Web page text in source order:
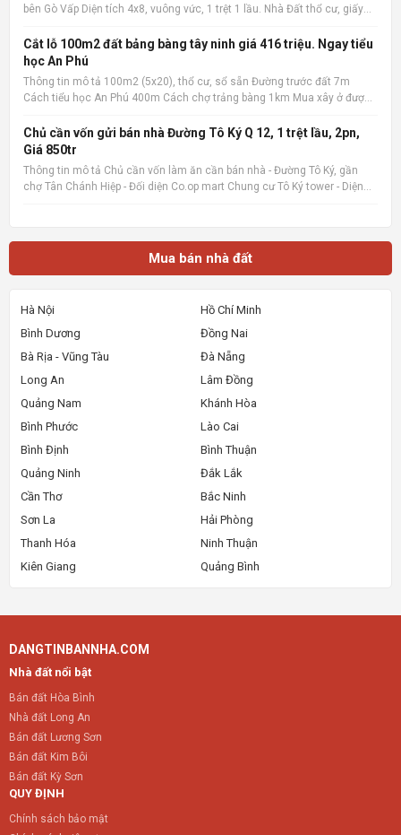
bên Gò Vấp Diện tích 4x8, vuông vức, 1 trệt 1 lầu. Nhà Đất thổ cư, giấy
công rộng, sân phơi. Giá cực tốt chỉ 1.1
Cắt lỗ 100m2 đất bảng bàng tây ninh giá 416 triệu. Ngay tiểu
học An Phú
Thông tin mô tả 100m2 (5x20), thổ cư, sổ sẵn Đường trước đất 7m
Cách tiểu học An Phú 400m Cách chợ trảng bàng 1km Mua xây ở được
&mdash; Sàn rao vặt nhà đất uy tín 🔗 Tin gốc + ảnh chi
Chủ cần vốn gửi bán nhà Đường Tô Ký Q 12, 1 trệt lầu, 2pn,
Giá 850tr
Thông tin mô tả Chủ cần vốn làm ăn cần bán nhà - Đường Tô Ký, gần
chợ Tân Chánh Hiệp - Đối diện Co.op mart Chung cư Tô Ký tower - Diện
Mua bán nhà đất
Hà Nội
Hồ Chí Minh
Bình Dương
Đồng Nai
Bà Rịa - Vũng Tàu
Đà Nẵng
Long An
Lâm Đồng
Quảng Nam
Khánh Hòa
Bình Phước
Lào Cai
Bình Định
Bình Thuận
Quảng Ninh
Đắk Lắk
Cần Thơ
Bắc Ninh
Sơn La
Hải Phòng
Thanh Hóa
Ninh Thuận
Kiên Giang
Quảng Bình
DANGTINBANNHA.COM
Nhà đất nổi bật
Bán đất Hòa Bình
Nhà đất Long An
Bán đất Lương Sơn
Bán đất Kim Bôi
Bán đất Kỳ Sơn
QUY ĐỊNH
Chính sách bảo mật